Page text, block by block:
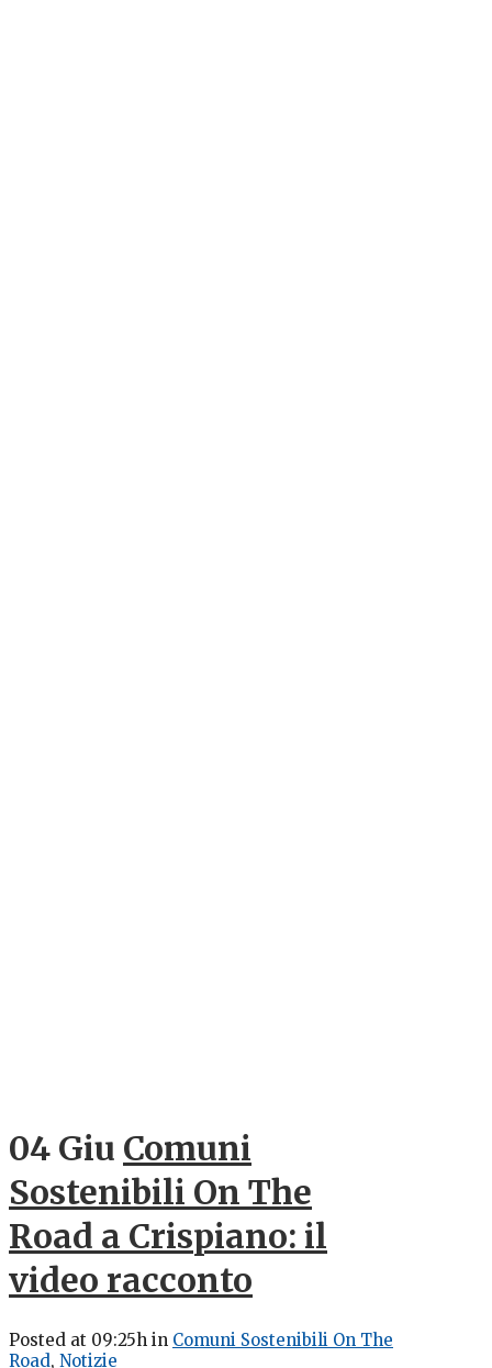
04 Giu Comuni
Sostenibili On The
Road a Crispiano: il
video racconto
Posted at 09:25h in Comuni Sostenibili On The
Road, Notizie